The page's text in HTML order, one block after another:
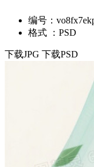
编号：
格式 ：PSD
下载JPG 下载PSD